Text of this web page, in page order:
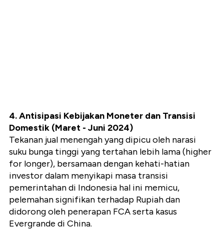
4. Antisipasi Kebijakan Moneter dan Transisi
Domestik (Maret - Juni 2024)
Tekanan jual menengah yang dipicu oleh narasi
suku bunga tinggi yang tertahan lebih lama (higher
for longer), bersamaan dengan kehati-hatian
investor dalam menyikapi masa transisi
pemerintahan di Indonesia hal ini memicu,
pelemahan signifikan terhadap Rupiah dan
didorong oleh penerapan FCA serta kasus
Evergrande di China.